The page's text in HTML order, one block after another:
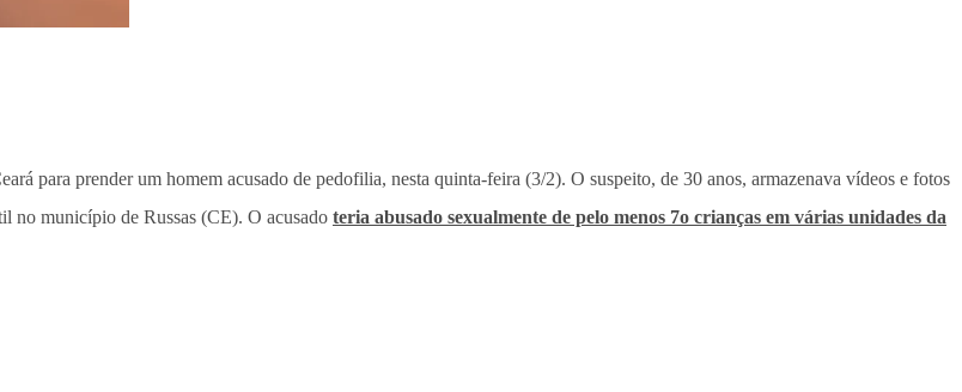
para prender um homem acusado de pedofilia, nesta quinta-feira (3/2). O suspeito, de 30 anos, armazenava vídeos e fotos
no município de Russas (CE). O acusado teria abusado sexualmente de pelo menos 7o crianças em várias unidades da